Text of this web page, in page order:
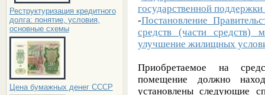
Реструктуризация кредитного
долга: понятие, условия,
основные схемы
Цена бумажных денег СССР
государственной
-Постановление
средств (части средств)
улучшение жилищных
Приобретаемое на
помещение должно
установлены следующие